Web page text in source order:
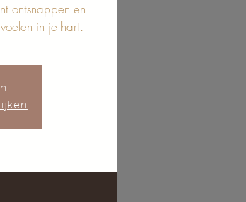
ontsnappen en
in je hart.